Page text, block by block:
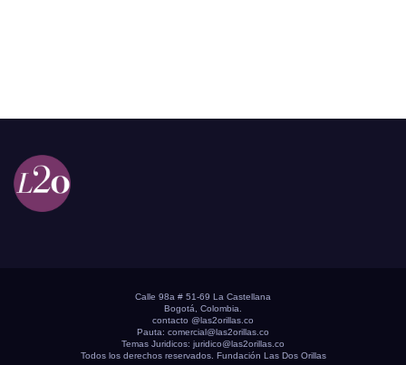
Calle 98a # 51-69 La Castellana
Bogotá, Colombia.
contacto @las2orillas.co
Pauta: comercial@las2orillas.co
Temas Juridicos: juridico@las2orillas.co
Todos los derechos reservados. Fundación Las Dos Orillas